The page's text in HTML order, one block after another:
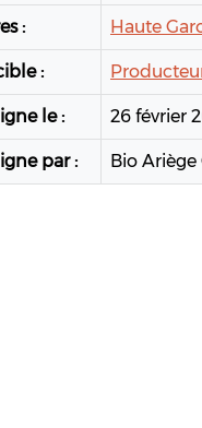
: Haute
:
le : 26 février
par : Bio